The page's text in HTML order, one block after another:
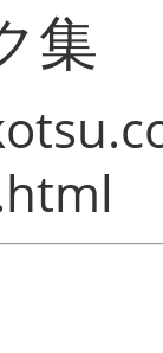
集